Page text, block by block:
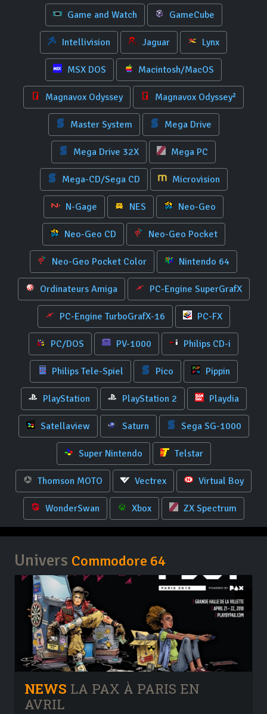
Game and Watch GameCube
Intellivision Jaguar Lynx
MSX DOS Macintosh/MacOS
Magnavox Odyssey Magnavox Odyssey²
Master System Mega Drive
Mega Drive 32X Mega PC
Mega-CD/Sega CD Microvision
N-Gage NES Neo-Geo
Neo-Geo CD Neo-Geo Pocket
Neo-Geo Pocket Color Nintendo 64
Ordinateurs Amiga PC-Engine SuperGrafX
PC-Engine TurboGrafX-16 PC-FX
PC/DOS PV-1000 Philips CD-i
Philips Tele-Spiel Pico Pippin
PlayStation PlayStation 2 Playdia
Satellaview Saturn Sega SG-1000
Super Nintendo Telstar
Thomson MOTO Vectrex Virtual Boy
WonderSwan Xbox ZX Spectrum
Univers Commodore 64
NEWS LA PAX À PARIS EN
AVRIL